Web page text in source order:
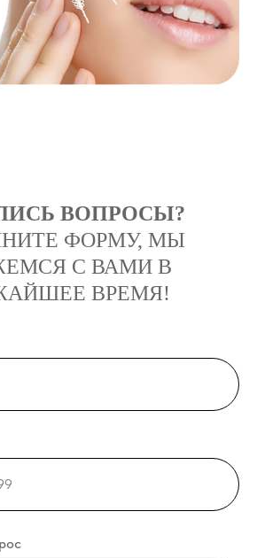
ВОПРОСЫ?
ФОРМУ, МЫ
С ВАМИ В
ВРЕМЯ!